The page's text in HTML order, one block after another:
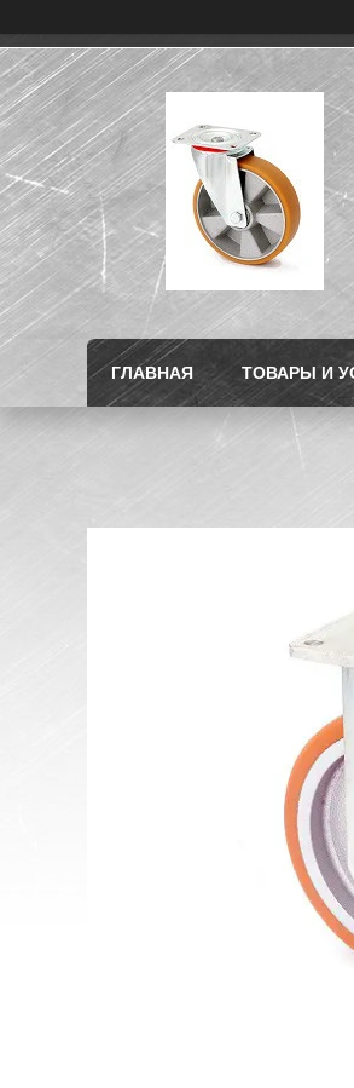
ГЛАВНАЯ ТОВАРЫ И